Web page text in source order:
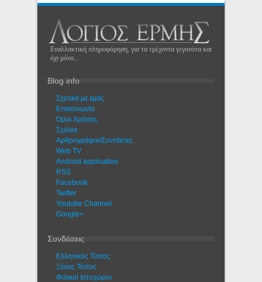
Εναλλακτική πληροφόρηση, για τα τρέχοντα γεγονότα και
όχι μόνο...
Blog info
Σχετικά με εμάς
Eπικοινωνία
Όροι Χρήσης
Σχόλια
Αρθρογράφοι/Συντάκτες
Web TV
Android application
RSS
Facebook
Twitter
Youtube Channel
Google+
Συνδέσεις
Ελληνικός Τύπος
Ξένος Τύπος
Φιλικοί Ιστοχώροι